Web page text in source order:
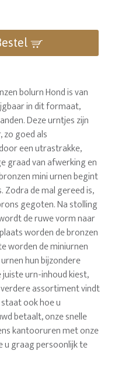
bolurn Hond is van
in dit formaat,
Deze urntjes zijn
zo goed als
een utrastrakke,
graad van afwerking en
mini urnen begint
Zodra de mal gereed is,
gegoten. Na stolling
de ruwe vorm naar
worden de bronzen
worden de miniurnen
hun bijzondere
urn-inhoud kiest,
assortiment vindt
ook hoe u
betaalt, onze snelle
kantooruren met onze
graag persoonlijk te